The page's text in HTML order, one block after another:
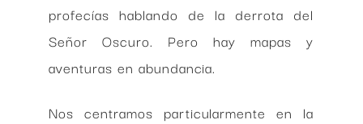
profecías hablando de la derrota del
Señor Oscuro. Pero hay mapas y
aventuras en abundancia.
Nos centramos particularmente en la